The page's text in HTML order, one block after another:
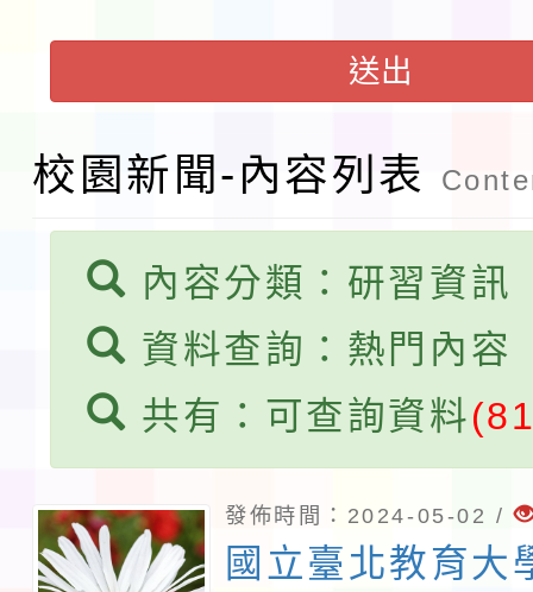
告(不再辦理後續甄選)
檢送「桃園市115學年
賽實施要點」1份
本市「115學年度學生
程安排一案
「桃園市補助參觀特色
展演活動實施計畫」
請一案
送出
校園新聞-內容列表
內容分類：研習資訊
資料查詢：熱門內容
共有：可查詢資料
發佈時間：2024-05-02 /
國立臺北教育大